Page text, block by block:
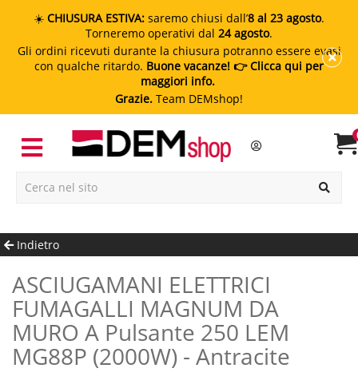
☀️ CHIUSURA ESTIVA: saremo chiusi dall’8 al 23 agosto.
Torneremo operativi dal 24 agosto.
Gli ordini ricevuti durante la chiusura potranno essere evasi
con qualche ritardo. Buone vacanze! 👉 Clicca qui per
maggiori info.
Grazie. Team DEMshop!
Indietro
ASCIUGAMANI ELETTRICI
FUMAGALLI MAGNUM DA
MURO A Pulsante 250 LEM
MG88P (2000W) - Antracite